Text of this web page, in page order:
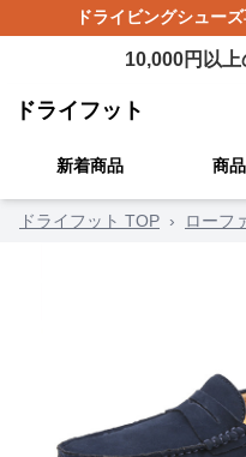
ドライビングシューズ
10,000円以上
ドライフット
新着商品 商
ドライフット TOP › ローフ